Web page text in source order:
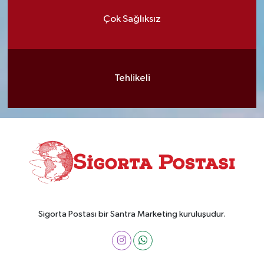
Çok Sağlıksız
Tehlikeli
Sigorta Postası bir Santra Marketing kuruluşudur.